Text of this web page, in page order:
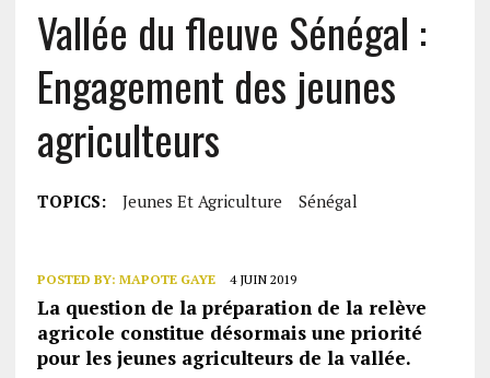
Vallée du fleuve Sénégal :
Engagement des jeunes
agriculteurs
TOPICS: Jeunes Et Agriculture Sénégal
POSTED BY: MAPOTE GAYE 4 JUIN 2019
La question de la préparation de la relève
agricole constitue désormais une priorité
pour les jeunes agriculteurs de la vallée.